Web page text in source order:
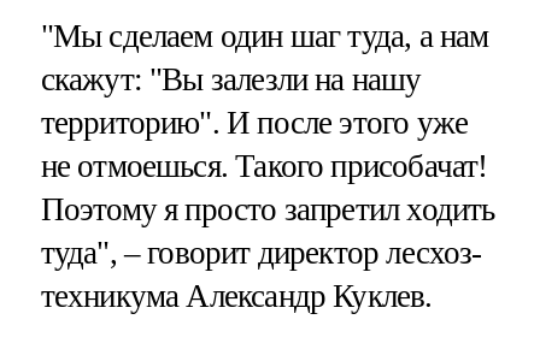
"Мы сделаем один шаг туда, а нам
скажут: "Вы залезли на нашу
территорию". И после этого уже
не отмоешься. Такого присобачат!
Поэтому я просто запретил ходить
туда", – говорит директор лесхоз-
техникума Александр Куклев.